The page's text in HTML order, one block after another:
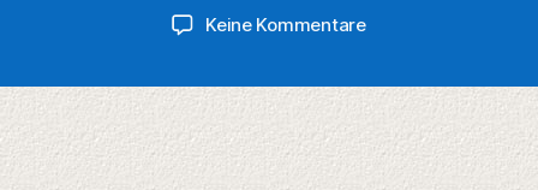
Keine Kommentarezu
das
Burghaus